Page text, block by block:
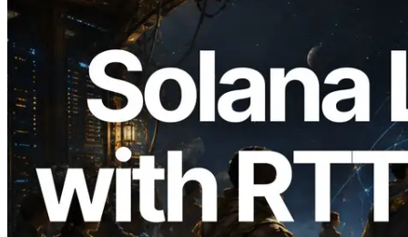
2026.08.05
ERPC расширяет Solana Leader Slot
API измерением ping из 7 глобальных
регионов — также запущен Validators
Information API